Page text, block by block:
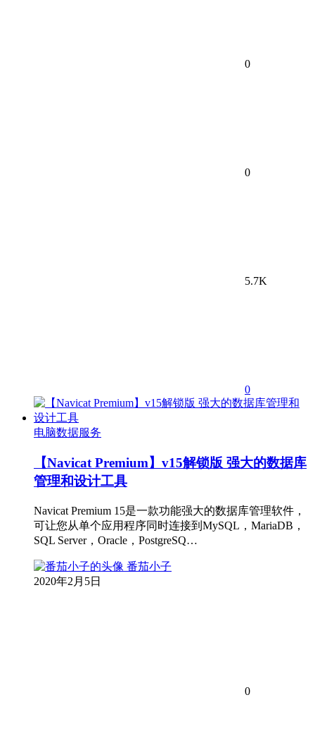
0
0
5.7K
0
电脑数据服务
【Navicat Premium】v15解锁版 强大的数据库
管理和设计工具
Navicat Premium 15是一款功能强大的数据库管理软件，
可让您从单个应用程序同时连接到MySQL，MariaDB，
SQL Server，Oracle，PostgreSQ…
番茄小子
2020年2月5日
0